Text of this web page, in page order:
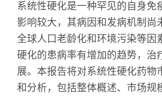
系统性硬化是一种罕见的自身免
影响较大，其病因和发病机制尚
全球人口老龄化和环境污染等因
硬化的患病率有增加的趋势，治
展。本报告将对系统性硬化药物
和分析，包括整体概述、市场规